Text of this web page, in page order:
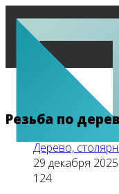
Резьба по
Дерево,
29 декабря 2025
124